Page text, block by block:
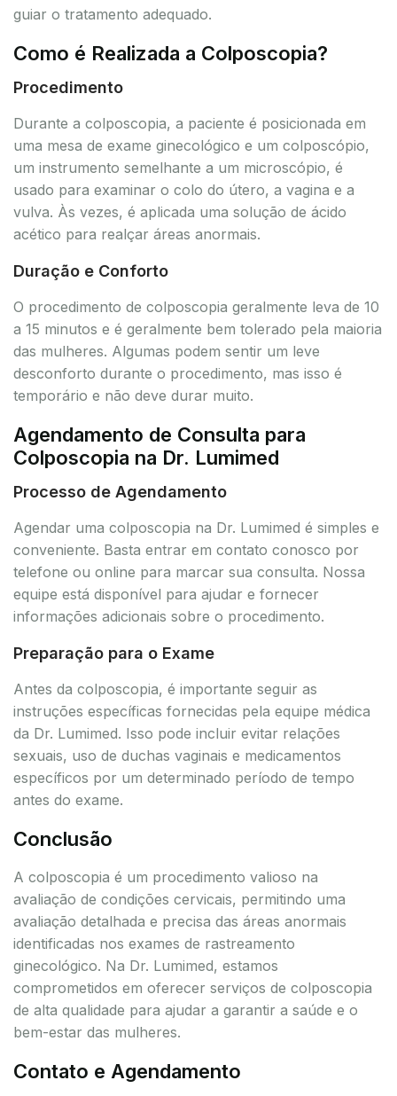
guiar o tratamento adequado.
Como é Realizada a Colposcopia?
Procedimento
Durante a colposcopia, a paciente é posicionada em
uma mesa de exame ginecológico e um colposcópio,
um instrumento semelhante a um microscópio, é
usado para examinar o colo do útero, a vagina e a
vulva. Às vezes, é aplicada uma solução de ácido
acético para realçar áreas anormais.
Duração e Conforto
O procedimento de colposcopia geralmente leva de 10
a 15 minutos e é geralmente bem tolerado pela maioria
das mulheres. Algumas podem sentir um leve
desconforto durante o procedimento, mas isso é
temporário e não deve durar muito.
Agendamento de Consulta para
Colposcopia na Dr. Lumimed
Processo de Agendamento
Agendar uma colposcopia na Dr. Lumimed é simples e
conveniente. Basta entrar em contato conosco por
telefone ou online para marcar sua consulta. Nossa
equipe está disponível para ajudar e fornecer
informações adicionais sobre o procedimento.
Preparação para o Exame
Antes da colposcopia, é importante seguir as
instruções específicas fornecidas pela equipe médica
da Dr. Lumimed. Isso pode incluir evitar relações
sexuais, uso de duchas vaginais e medicamentos
específicos por um determinado período de tempo
antes do exame.
Conclusão
A colposcopia é um procedimento valioso na
avaliação de condições cervicais, permitindo uma
avaliação detalhada e precisa das áreas anormais
identificadas nos exames de rastreamento
ginecológico. Na Dr. Lumimed, estamos
comprometidos em oferecer serviços de colposcopia
de alta qualidade para ajudar a garantir a saúde e o
bem-estar das mulheres.
Contato e Agendamento